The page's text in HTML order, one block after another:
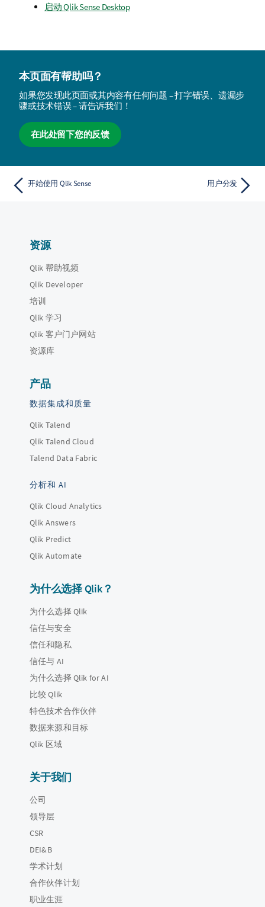
启动Qlik Sense Desktop
本页面有帮助吗？
如果您发现此页面或其内容有任何问题 – 打字错误、遗漏步
骤或技术错误 – 请告诉我们！
在此处留下您的反馈
开始使用 Qlik Sense 用户分发
资源
Qlik 帮助视频
Qlik Developer
培训
Qlik 学习
Qlik 客户门户网站
资源库
产品
数据集成和质量
Qlik Talend
Qlik Talend Cloud
Talend Data Fabric
分析和 AI
Qlik Cloud Analytics
Qlik Answers
Qlik Predict
Qlik Automate
为什么选择 Qlik？
为什么选择 Qlik
信任与安全
信任和隐私
信任与 AI
为什么选择 Qlik for AI
比较 Qlik
特色技术合作伙伴
数据来源和目标
Qlik 区域
关于我们
公司
领导层
CSR
DEI&B
学术计划
合作伙伴计划
职业生涯